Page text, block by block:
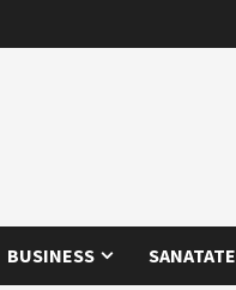
BUSINESS SANATATE